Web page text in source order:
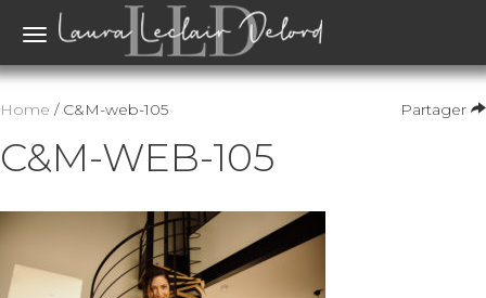
Toggle
Partager
Home / C&M-web-105
C&M-WEB-105